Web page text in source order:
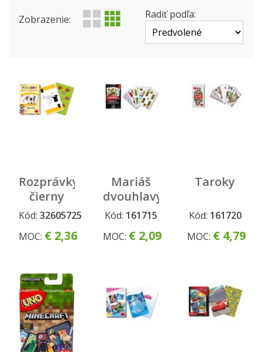
Zobrazenie: Radiť podľa:
Rozprávky
čierny
Peter
Kód: 32605725
MOC: € 2,36
Mariáš
dvouhlavý
-káro
Kód: 161715
MOC: € 2,09
Taroky
Kód: 161720
MOC: € 4,79